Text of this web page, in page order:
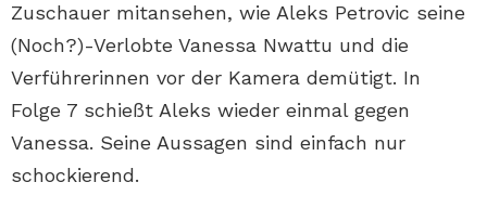
Zuschauer mitansehen, wie Aleks Petrovic seine
(Noch?)-Verlobte Vanessa Nwattu und die
Verführerinnen vor der Kamera demütigt. In
Folge 7 schießt Aleks wieder einmal gegen
Vanessa. Seine Aussagen sind einfach nur
schockierend.